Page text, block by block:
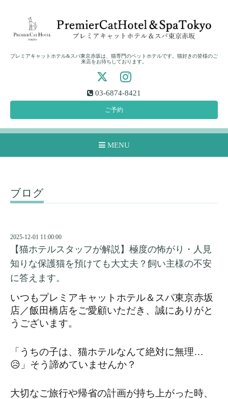
プレミアキャットホテル&スパ東京赤坂は、猫専門のペットホテルです。猫好きの皆様のご
来店をお待ちしております。
03-6874-8421
ご予約
MENU
ブログ
2025-12-01 11:00:00
【猫ホテルスタッフが解説】極度の怖がり・人見
知りな保護猫を預けても大丈夫？飼い主様の不安
に答えます。
いつもプレミアキャットホテル＆スパ東京赤坂
店／飯田橋店をご愛顧いただき、誠にありがと
うございます。
「うちの子は、猫ホテルなんて絶対に無理…
😥」そう諦めていませんか？
大切なご旅行や帰省の計画が持ち上がった時、